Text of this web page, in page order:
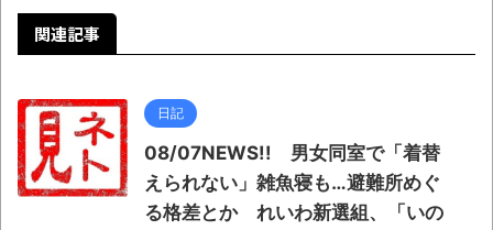
関連記事
日記
08/07NEWS!! 男女同室で「着替
えられない」雑魚寝も…避難所めぐ
る格差とか れいわ新選組、「いの